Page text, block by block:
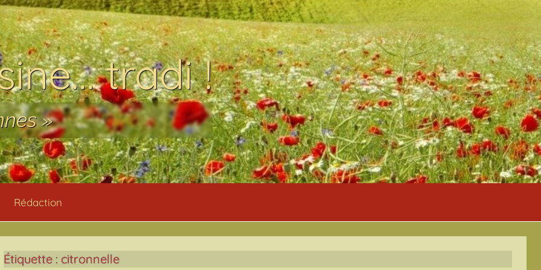
tradi !
»
Rédaction
Étiquette : citronnelle